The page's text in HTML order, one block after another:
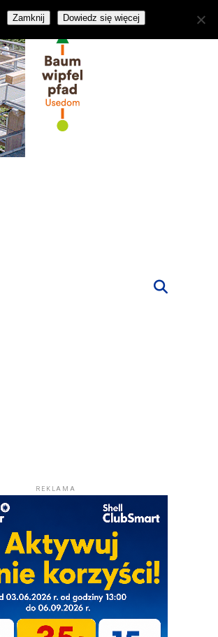
REKLAMA
Zamknij Dowiedz się więcej